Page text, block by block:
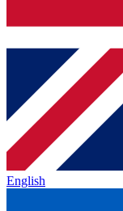
English